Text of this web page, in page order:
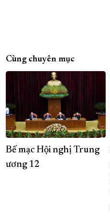
Cùng chuyên mục
Bế mạc Hội nghị Trung
ương 12